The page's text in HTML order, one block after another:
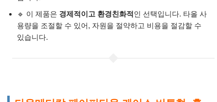
🔹 이 제품은 경제적이고 환경친화적인 선택입니다. 타올 사
용량을 조절할 수 있어, 자원을 절약하고 비용을 절감할 수
있습니다.